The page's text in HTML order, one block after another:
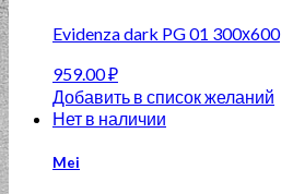
Evidenza dark PG 01 300х600
959.00₽
Добавить в список желаний
Нет в наличии
Mei